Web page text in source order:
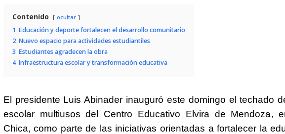
Contenido ocultar
1 Educación y deporte fortalecen el desarrollo comunitario
2 Nuevo espacio para actividades estudiantiles
3 Estudiantes agradecen la obra
4 Infraestructura escolar y transformación educativa
El presidente Luis Abinader inauguró este domingo el techado
escolar multiusos del Centro Educativo Elvira de Mendoza,
Chica, como parte de las iniciativas orientadas a fortalecer la